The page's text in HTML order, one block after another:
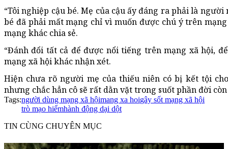
“Tôi nghiệp cậu bé. Mẹ của cậu ấy đáng ra phải là người
bé đã phải mất mạng chỉ vì muốn được chú ý trên
mạng khác chia sẻ.
“Đánh đổi tất cả để được nổi tiếng trên mạng xã hội,
mạng xã hội khác nhận xét.
Hiện chưa rõ người mẹ của thiếu niên có bị kết tội
nhưng chắc hẳn cô sẽ rất dằn vặt trong suốt phần đời
Tags:người dùng mạng xã hộimang xa hoigây sốt mạng xã hội
trò mạo hiểmhành động dại dột
TIN CÙNG CHUYÊN MỤC